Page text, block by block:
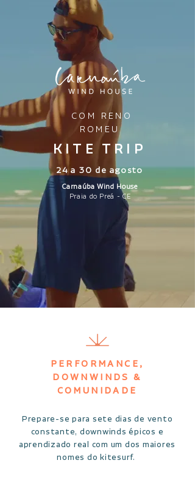
COM RENO
ROMEU
KITE TRIP
24 a 30 de agosto
Carnaúba Wind House
Praia do Preá - CE
PERFORMANCE,
DOWNWINDS &
COMUNIDADE
Prepare-se para sete dias de vento
constante, downwinds épicos e
aprendizado real com um dos maiores
nomes do kitesurf.